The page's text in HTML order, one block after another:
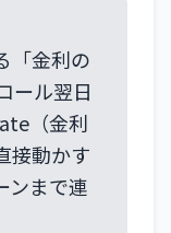
「金利の
ール翌日
（金利
接動かす
ンまで連